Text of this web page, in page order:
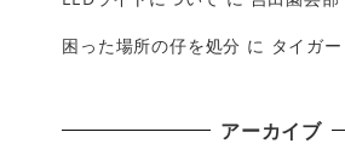
困った場所の仔を処分 に タイガー
アーカイブ